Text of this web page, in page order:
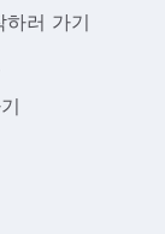
하러 가기